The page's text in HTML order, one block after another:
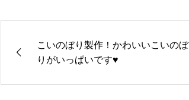
こいのぼり製作！かわいいこいのぼ
りがいっぱいです♥